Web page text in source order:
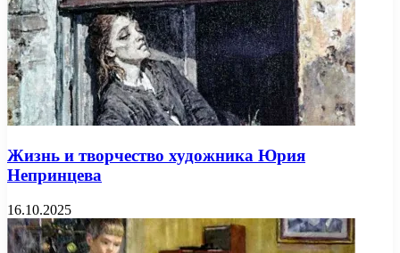
Жизнь и творчество художника Юрия
Непринцева
16.10.2025